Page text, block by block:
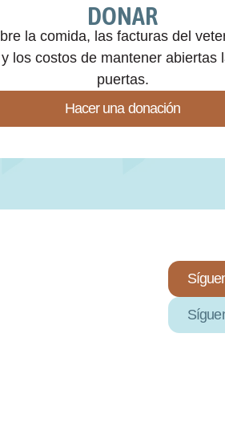
DONAR
la comida, las facturas del
y los costos de mantener abiertas
puertas.
Hacer una donación
DE